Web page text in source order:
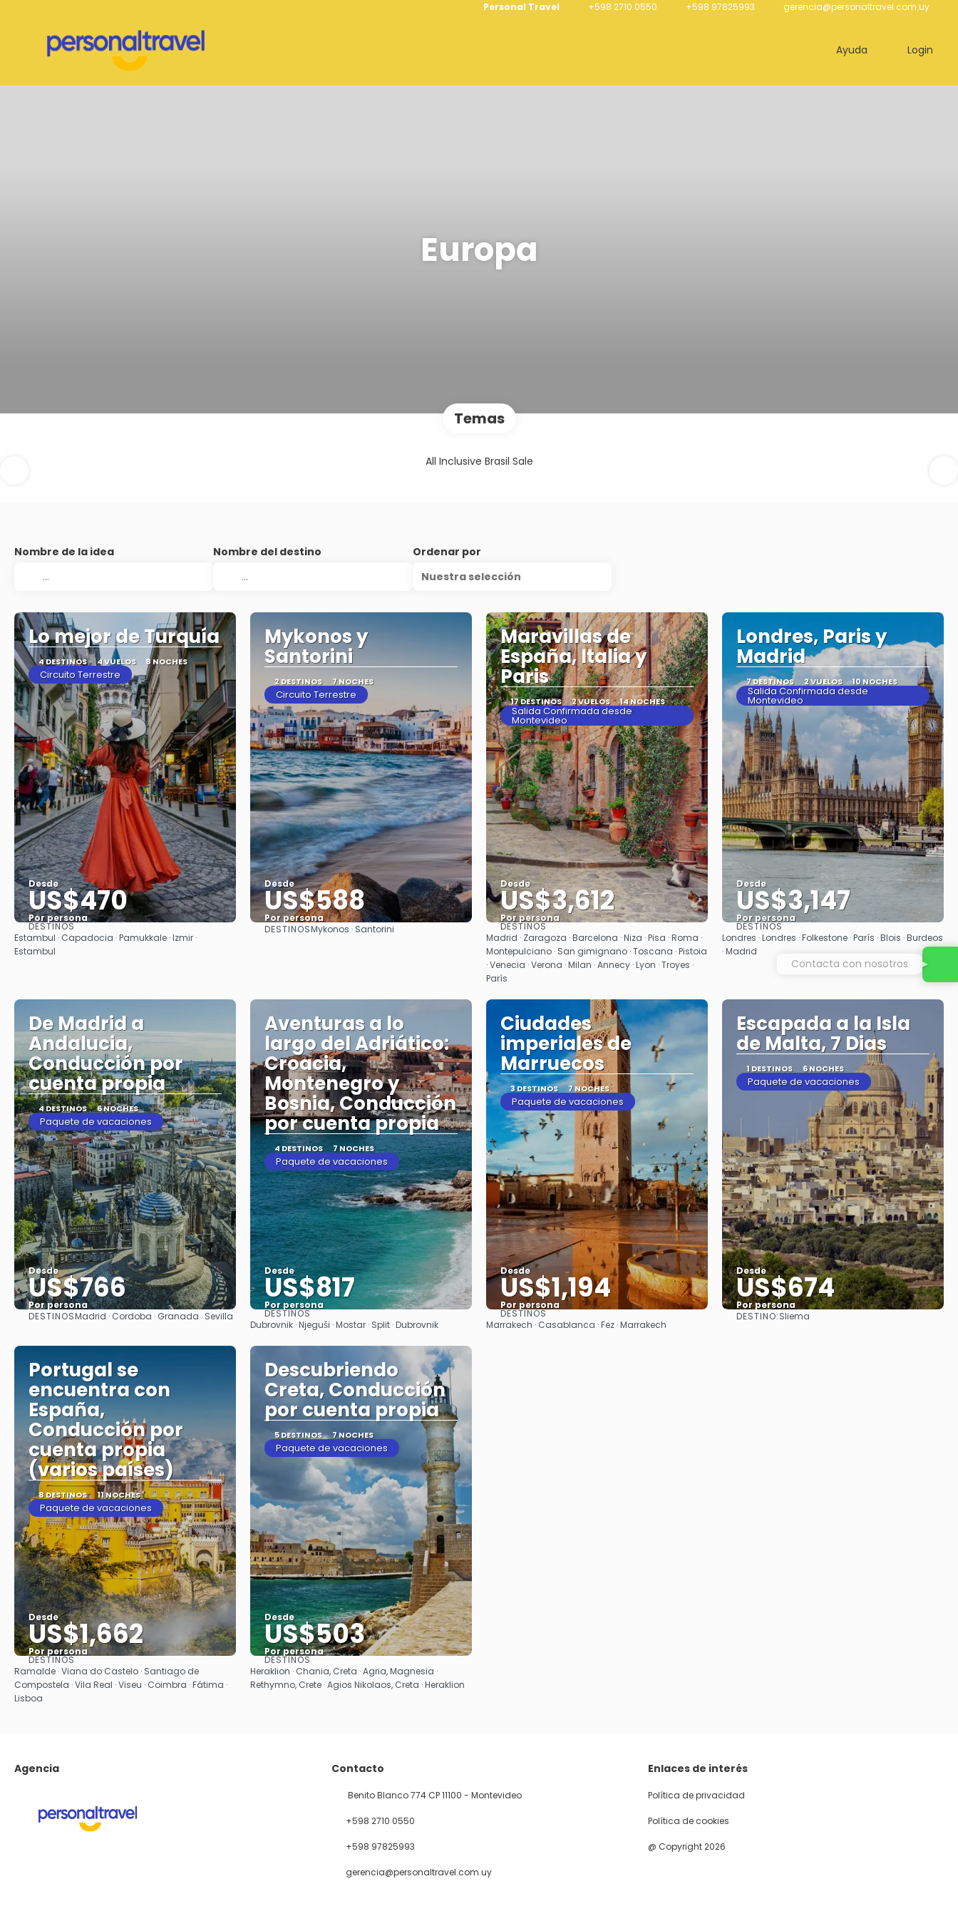
Personal Travel +598 2710 0550 +598 97825993 gerencia@personaltravel.com.uy
Ayuda Login
Europa
Temas
All Inclusive Brasil Sale
Nombre de la idea Nombre del destino
Ordenar por
Nuestra selección
Lo mejor de Turquía
4 DESTINOS 4 VUELOS 8 NOCHES
Circuito Terrestre
Desde
US$470
Por persona
Ver
DESTINOS
Estambul · Capadocia · Pamukkale · Izmir ·
Estambul
Mykonos y
Santorini
2 DESTINOS 7 NOCHES
Circuito Terrestre
Desde
US$588
Por persona
Ver
DESTINOSMykonos · Santorini
Maravillas de
España, Italia y
Paris
17 DESTINOS 2 VUELOS 14 NOCHES
Salida Confirmada desde
Montevideo
Desde
US$3,612
Por persona
Ver
DESTINOS
Madrid · Zaragoza · Barcelona · Niza · Pisa · Roma ·
Montepulciano · San gimignano · Toscana · Pistoia
· Venecia · Verona · Milan · Annecy · Lyon · Troyes ·
París
Londres, Paris y
Madrid
7 DESTINOS 2 VUELOS 10 NOCHES
Salida Confirmada desde
Montevideo
Desde
US$3,147
Por persona
Ver
DESTINOS
Londres · Londres · Folkestone · París · Blois · Burdeos
· Madrid
De Madrid a
Andalucia,
Conducción por
cuenta propia
4 DESTINOS 6 NOCHES
Paquete de vacaciones
Desde
US$766
Por persona
Ver
DESTINOSMadrid · Cordoba · Granada · Sevilla
Aventuras a lo
largo del Adriático:
Croacia,
Montenegro y
Bosnia, Conducción
por cuenta propia
4 DESTINOS 7 NOCHES
Paquete de vacaciones
Desde
US$817
Por persona
Ver
DESTINOS
Dubrovnik · Njeguši · Mostar · Split · Dubrovnik
Ciudades
imperiales de
Marruecos
3 DESTINOS 7 NOCHES
Paquete de vacaciones
Desde
US$1,194
Por persona
Ver
DESTINOS
Marrakech · Casablanca · Fez · Marrakech
Escapada a la Isla
de Malta, 7 Dias
1 DESTINOS 6 NOCHES
Paquete de vacaciones
Desde
US$674
Por persona
DESTINO:Sliema
Portugal se
encuentra con
España,
Conducción por
cuenta propia
(varios países)
8 DESTINOS 11 NOCHES
Paquete de vacaciones
Desde
US$1,662
Por persona
Ver
DESTINOS
Ramalde · Viana do Castelo · Santiago de
Compostela · Vila Real · Viseu · Coimbra · Fátima ·
Lisboa
Descubriendo
Creta, Conducción
por cuenta propia
5 DESTINOS 7 NOCHES
Paquete de vacaciones
Desde
US$503
Por persona
Ver
DESTINOS
Heraklion · Chania, Creta · Agria, Magnesia ·
Rethymno, Crete · Agios Nikolaos, Creta · Heraklion
Agencia Contacto
Benito Blanco 774 CP 11100 - Montevideo
+598 2710 0550
+598 97825993
gerencia@personaltravel.com.uy
Enlaces de interés
Política de privacidad
Política de cookies
@ Copyright 2026
Contacta con nosotros